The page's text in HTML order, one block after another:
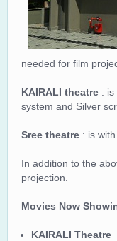
needed for film
KAIRALI theatre : is
system and Silver
Sree theatre : is
In addition to the
projection.
Movies Now
KAIRALI Theatre